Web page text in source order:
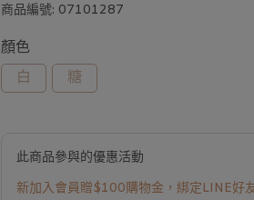
商品編號: 07101287
顏色
白
糖
此商品參與的優惠活動
新加入會員贈$100購物金，綁定LINE好